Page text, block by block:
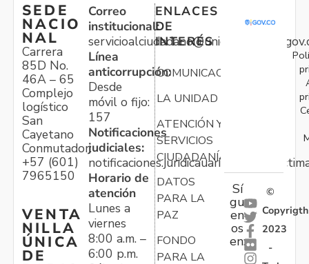
SEDE
NACIO
NAL
Carrera
85D No.
46A – 65
Complejo
logístico
San
Cayetano
Conmutador:
+57 (601)
7965150
VENTA
NILLA
ÚNICA
DE
Correo
institucional:
Línea
anticorrupción:
Desde
móvil o fijo:
157
Notificaciones
judiciales:
Horario de
atención
Lunes a
viernes
8:00 a.m. –
6:00 p.m.
ENLACES
DE
INTERÉS
COMUNICACIONES
LA UNIDAD
ATENCIÓN Y
SERVICIOS
CIUDADANÍA
DATOS
PARA LA
PAZ
FONDO
PARA LA
Sí
gu
en
os
en:
©
Copyrigth
2023
-